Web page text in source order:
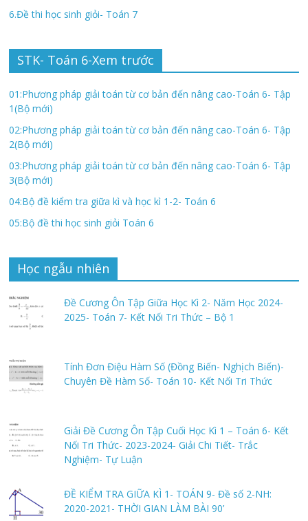
6.Đề thi học sinh giỏi- Toán 7
STK- Toán 6-Xem trước
01:Phương pháp giải toán từ cơ bản đến nâng cao-Toán 6- Tập
1(Bộ mới)
02:Phương pháp giải toán từ cơ bản đến nâng cao-Toán 6- Tập
2(Bộ mới)
03:Phương pháp giải toán từ cơ bản đến nâng cao-Toán 6- Tập
3(Bộ mới)
04:Bộ đề kiểm tra giữa kì và học kì 1-2- Toán 6
05:Bộ đề thi học sinh giỏi Toán 6
Học ngẫu nhiên
Đề Cương Ôn Tập Giữa Học Kì 2- Năm Học 2024-
2025- Toán 7- Kết Nối Tri Thức – Bộ 1
Tính Đơn Điệu Hàm Số (Đồng Biến- Nghịch Biến)-
Chuyên Đề Hàm Số- Toán 10- Kết Nối Tri Thức
Giải Đề Cương Ôn Tập Cuối Học Kì 1 – Toán 6- Kết
Nối Tri Thức- 2023-2024- Giải Chi Tiết- Trắc
Nghiệm- Tự Luận
ĐỀ KIỂM TRA GIỮA KÌ 1- TOÁN 9- Đề số 2-NH:
2020-2021- THỜI GIAN LÀM BÀI 90’